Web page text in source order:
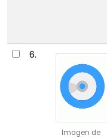
6.
Imagen de